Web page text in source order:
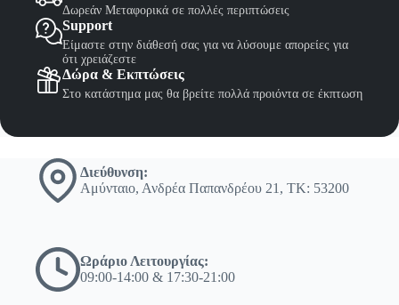
Δωρεάν Μεταφορικά σε πολλές περιπτώσεις
Support
Είμαστε στην διάθεσή σας για να λύσουμε απορείες για
ότι χρειάζεστε
Δώρα & Εκπτώσεις
Στο κατάστημα μας θα βρείτε πολλά προιόντα σε έκπτωση
Διεύθυνση:
Αμύνταιο, Ανδρέα Παπανδρέου 21, ΤΚ: 53200
Ωράριο Λειτουργίας:
09:00-14:00 & 17:30-21:00